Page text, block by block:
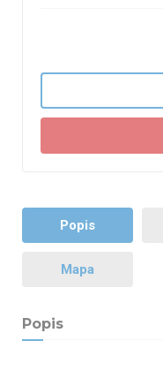
Popis
Mapa
Popis